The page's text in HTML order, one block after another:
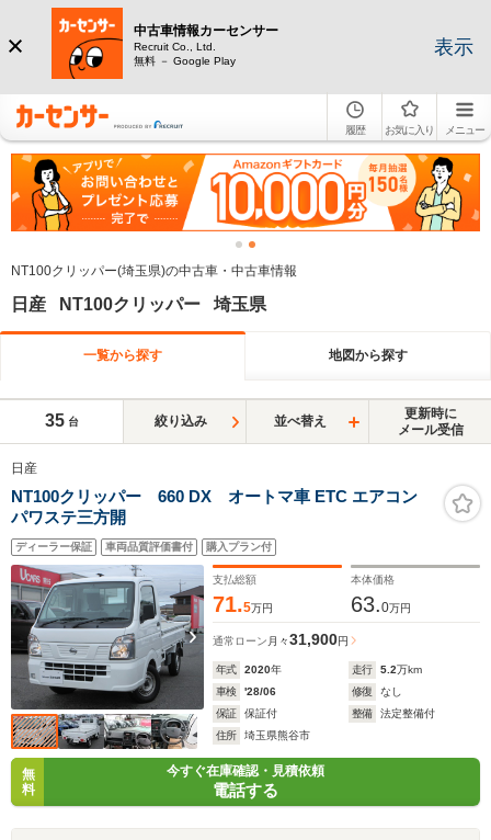
中古車情報カーセンサー
Recruit Co., Ltd.
無料 － Google Play
表示
履歴 お気に入り メニュー
NT100クリッパー(埼玉県)の中古車・中古車情報
日産 NT100クリッパー 埼玉県
一覧から探す 地図から探す
35 台 絞り込み 並べ替え
更新時に
メール受信
日産
NT100クリッパー 660 DX オートマ車 ETC エアコン
パワステ三方開
ディーラー保証 車両品質評価書付 購入プラン付
支払総額
71.5万円
本体価格
63.0万円
通常ローン 月々31,900円
年式 2020年 走行 5.2万km
車検
'28/06 修復
なし
保証
保証付 整備
法定整備付
住所
埼玉県熊谷市
無
料
今すぐ在庫確認・見積依頼
電話する